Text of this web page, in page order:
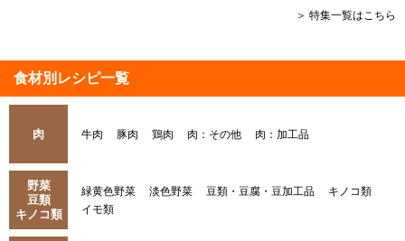
＞ 特集一覧はこちら
食材別レシピ一覧
肉 牛肉 豚肉 鶏肉 肉：その他 肉：加工品
野菜
豆類
キノコ類
緑黄色野菜 淡色野菜 豆類・豆腐・豆加工品
キノコ類
イモ類